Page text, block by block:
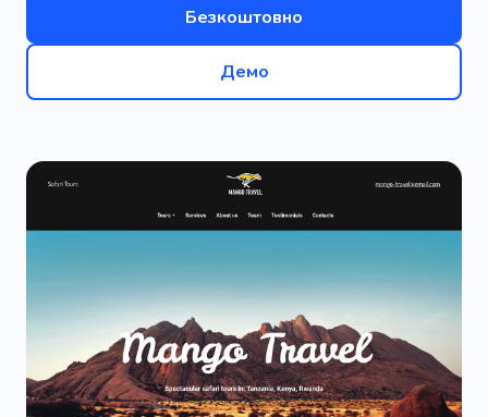
Безкоштовно
Демо